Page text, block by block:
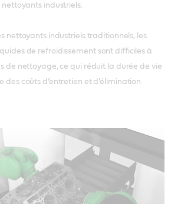
industriels.
nettoyants industriels traditionnels, les
de refroidissement sont difficiles à
de nettoyage, ce qui réduit la durée de vie
des coûts d’entretien et d’élimination